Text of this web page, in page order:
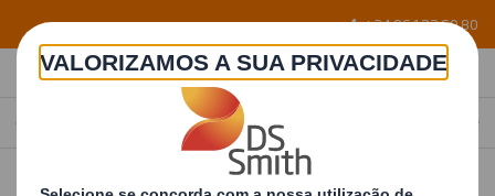
Skip to main content
EMBALAGEM PARA ROLHAS DE CORTIÇA
+34 96 122 60 80